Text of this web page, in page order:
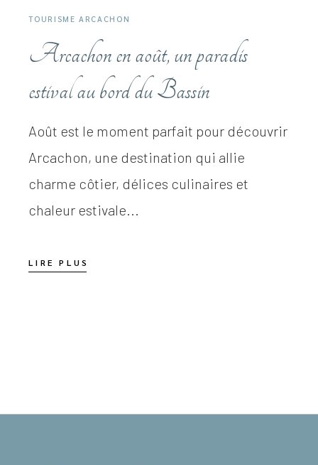
TOURISME ARCACHON
Arcachon en août, un paradis
estival au bord du Bassin
Août est le moment parfait pour découvrir
Arcachon, une destination qui allie
charme côtier, délices culinaires et
chaleur estivale...
LIRE PLUS